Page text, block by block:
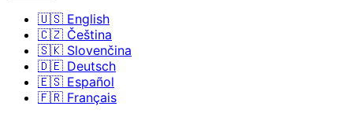
🇺🇸 English
🇨🇿 Čeština
🇸🇰 Slovenčina
🇩🇪 Deutsch
🇪🇸 Español
🇫🇷 Français